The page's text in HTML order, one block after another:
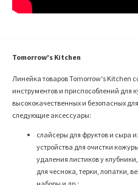
Tomorrow's Kitchen
Линейка товаров Tomorrow's Kitchen
инструментов и приспособлений для
высококачественных и безопасных
следующие аксессуары:
слайсеры для фруктов и сыра
устройства для очистки
удаления листиков у
для чеснока, терки, лопатки,